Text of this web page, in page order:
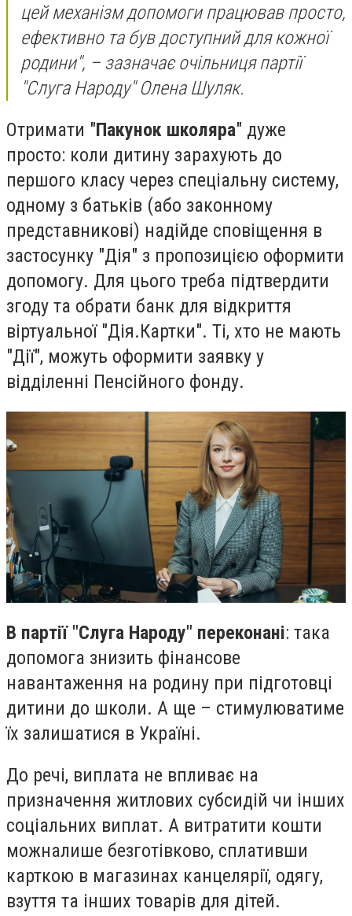
цей механізм допомоги працював просто,
ефективно та був доступний для кожної
родини", – зазначає очільниця партії
"Слуга Народу" Олена Шуляк.
Отримати "Пакунок школяра" дуже
просто: коли дитину зарахують до
першого класу через спеціальну систему,
одному з батьків (або законному
представникові) надійде сповіщення в
застосунку "Дія" з пропозицією оформити
допомогу. Для цього треба підтвердити
згоду та обрати банк для відкриття
віртуальної "Дія.Картки". Ті, хто не мають
"Дії", можуть оформити заявку у
відділенні Пенсійного фонду.
В партії "Слуга Народу" переконані: така
допомога знизить фінансове
навантаження на родину при підготовці
дитини до школи. А ще – стимулюватиме
їх залишатися в Україні.
До речі, виплата не впливає на
призначення житлових субсидій чи інших
соціальних виплат. А витратити кошти
можналише безготівково, сплативши
карткою в магазинах канцелярії, одягу,
взуття та інших товарів для дітей.